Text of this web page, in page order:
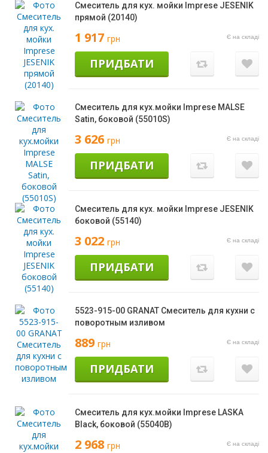
Смеситель для кух. мойки Imprese JESENIK
прямой (20140)
1 917 грн Є на складі
ПРИДБАТИ
Смеситель для кух.мойки Imprese MALSE
Satin, боковой (55010S)
3 626 грн Є на складі
ПРИДБАТИ
Смеситель для кух. мойки Imprese JESENIK
боковой (55140)
3 022 грн Є на складі
ПРИДБАТИ
5523-915-00 GRANAT Смеситель для кухни с
поворотным изливом
889 грн Є на складі
ПРИДБАТИ
Смеситель для кух.мойки Imprese LASKA
Black, боковой (55040B)
2 968 грн Є на складі